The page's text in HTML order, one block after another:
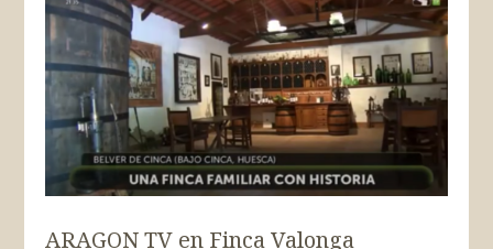
ARAGON TV en Finca Valonga